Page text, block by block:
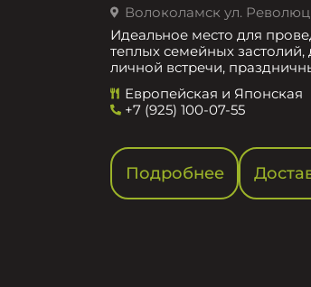
Волоколамск ул.
Идеальное место для
теплых семейных застолий,
личной встречи,
Европейская и Японская
+7 (925) 100-07-55
Подробнее